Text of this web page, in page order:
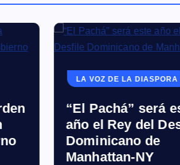
LA VOZ DE LA DIASPORA
“El Pachá” será
año el Rey del
Dominicano de
Manhattan-NY